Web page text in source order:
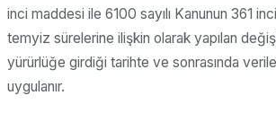
inci maddesi ile 6100 sayılı Kanunun 361
temyiz sürelerine ilişkin olarak yapılan
yürürlüğe girdiği tarihte ve sonrasında
uygulanır.